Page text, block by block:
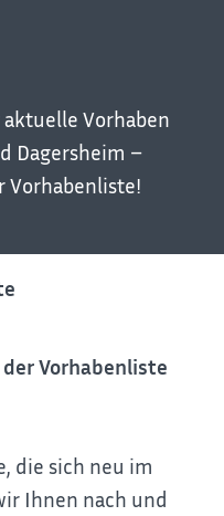
Vorhaben
Dagersheim –
Vorhabenliste!
Vorhabenliste
die sich neu im
Ihnen nach und